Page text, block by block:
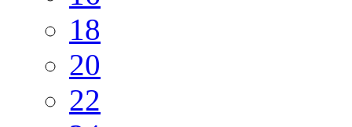
18
20
22